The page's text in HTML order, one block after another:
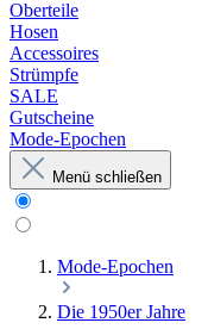
Oberteile
Hosen
Accessoires
Strümpfe
SALE
Gutscheine
Mode-Epochen
Menü schließen
Mode-Epochen
Die 1950er Jahre